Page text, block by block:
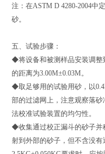
注：在ASTM D 4280-2004中
砂。
五、试验步骤：
◆将设备和被测样品安装调整
的距离为3.00M±0.03M。
◆取足够用的试验用砂，以
部的过滤网上，注意观察落
法校准试验装置的均匀性。
◆收集通过校正漏斗的砂子并
射到外部的砂子，但不含没